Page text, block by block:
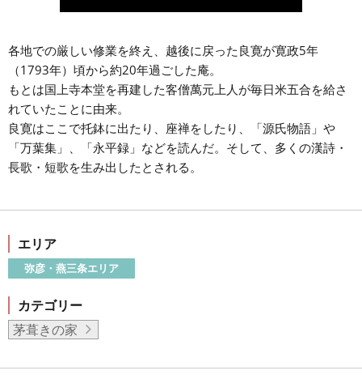
各地での厳しい修業を終え、越後に戻った良寛が寛政5年
（1793年）頃から約20年過ごした庵。
もとは国上寺本堂を再建した客僧萬元上人が毎日米五合を給さ
れていたことに由来。
良寛はここで托鉢に出たり、座禅をしたり、「源氏物語」や
「万葉集」、「永平録」などを読んだ。そして、多くの漢詩・
長歌・短歌を生み出したとされる。
エリア
弥彦・燕三条エリア
カテゴリー
茅葺きの家